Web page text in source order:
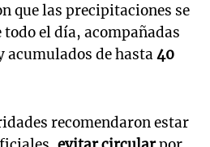
que las precipitaciones se
el día, acompañadas
acumulados de hasta40
recomendaron estar